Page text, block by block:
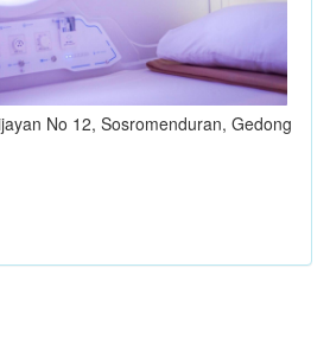
No 12, Sosromenduran, Gedong